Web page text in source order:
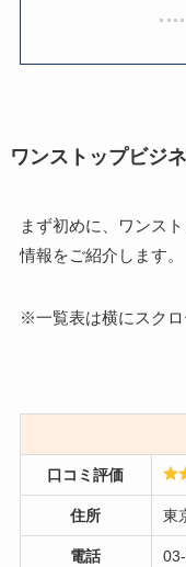
ワンストップビジ
まず初めに、ワンス
情報をご紹介します。
※一覧表は横にスクロ
口コミ評価
住所 東
電話